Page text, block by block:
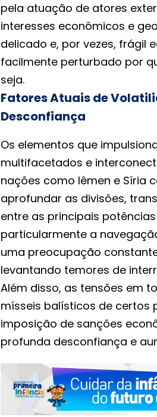
pela atuação de atores
interesses econômicos e
delicado e, por vezes, frágil
facilmente perturbado por
seja.
Fatores Atuais de
Desconfiança
Os elementos que
multifacetados e
nações como Iêmen e Síria
aprofundar as divisões,
entre as principais
particularmente a
uma preocupação
levantando temores de
Além disso, as tensões em
mísseis balísticos de certos
imposição de sanções
profunda desconfiança e